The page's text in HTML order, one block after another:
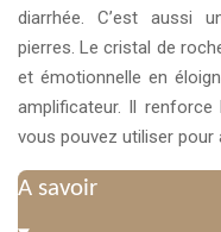
diarrhée. C’est aussi
pierres. Le cristal de
et émotionnelle en
amplificateur. Il renforce
vous pouvez utiliser pour
A savoir